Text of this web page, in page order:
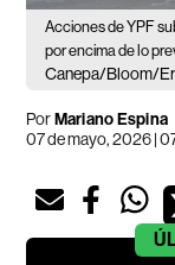
Acciones de YPF
por encima de lo
Canepa/Bloom/
PorMariano Espina
07 de mayo, 2026 |